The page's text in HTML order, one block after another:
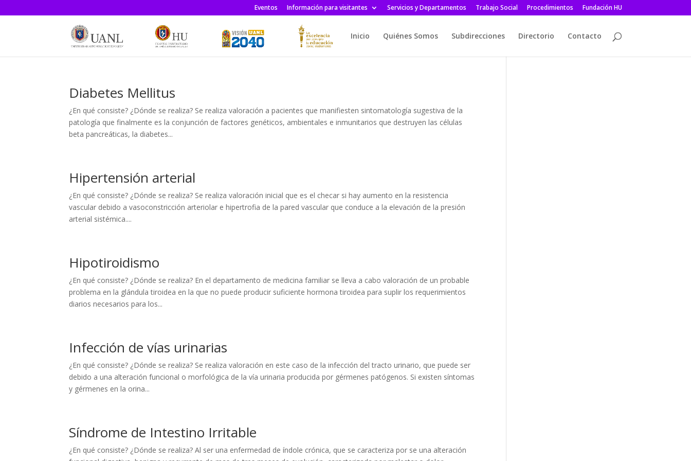
Eventos Información para visitantes Servicios y Departamentos Trabajo Social Procedimientos Fundación HU
Inicio Quiénes Somos Subdirecciones Directorio Contacto
Diabetes Mellitus
¿En qué consiste? ¿Dónde se realiza? Se realiza valoración a pacientes que manifiesten sintomatología sugestiva de la
patología que finalmente es la conjunción de factores genéticos, ambientales e inmunitarios que destruyen las células
beta pancreáticas, la diabetes...
Hipertensión arterial
¿En qué consiste? ¿Dónde se realiza? Se realiza valoración inicial que es el checar si hay aumento en la resistencia
vascular debido a vasoconstricción arteriolar e hipertrofia de la pared vascular que conduce a la elevación de la presión
arterial sistémica....
Hipotiroidismo
¿En qué consiste? ¿Dónde se realiza? En el departamento de medicina familiar se lleva a cabo valoración de un probable
problema en la glándula tiroidea en la que no puede producir suficiente hormona tiroidea para suplir los requerimientos
diarios necesarios para los...
Infección de vías urinarias
¿En qué consiste? ¿Dónde se realiza? Se realiza valoración en este caso de la infección del tracto urinario, que puede ser
debido a una alteración funcional o morfológica de la vía urinaria producida por gérmenes patógenos. Si existen síntomas
y gérmenes en la orina...
Síndrome de Intestino Irritable
¿En qué consiste? ¿Dónde se realiza? Al ser una enfermedad de índole crónica, que se caracteriza por se una alteración